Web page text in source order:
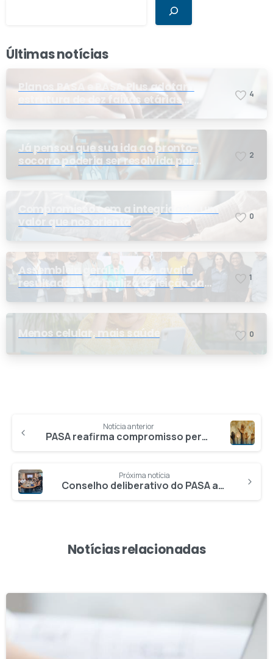
Últimas notícias
Planos PASA e PASA Plus adotam
estrutura de dez faixas etárias
conforme exigência da ANS e do STF
4
Já pensou que sua ida ao pronto-
socorro poderia ser resolvida por
telemedicina?
2
Compromisso com a integridade: um
valor que nos orienta
0
Assembleia geral do PASA avalia
resultados e formaliza a eleição da
nova conselheira
1
Menos celular, mais saúde 0
Notícia anterior
PASA reafirma compromisso permanente contra o trabalho escravo
Próxima notícia
Conselho deliberativo do PASA avança na construção do planejamento para a adequação à Ação Direta de Constitucionalidade (ADC 90)
Notícias relacionadas